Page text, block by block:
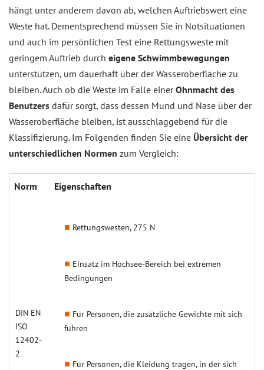
hängt unter anderem davon ab, welchen Auftriebswert eine
Weste hat. Dementsprechend müssen Sie in Notsituationen
und auch im persönlichen Test eine Rettungsweste mit
geringem Auftrieb durch eigene Schwimmbewegungen
unterstützen, um dauerhaft über der Wasseroberfläche zu
bleiben. Auch ob die Weste im Falle einerOhnmacht des
Benutzers dafür sorgt, dass dessen Mund und Nase über der
Wasseroberfläche bleiben, ist ausschlaggebend für die
Klassifizierung. Im Folgenden finden Sie eine Übersicht der
unterschiedlichen Normen zum Vergleich:
Norm Eigenschaften
DIN EN
ISO
12402-
2
Rettungswesten, 275 N
Einsatz im Hochsee-Bereich bei extremen
Bedingungen
Für Personen, die zusätzliche Gewichte mit sich
führen
Für Personen, die Kleidung tragen, in der sich